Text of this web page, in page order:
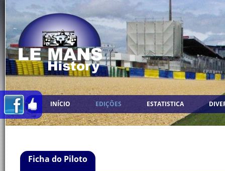
INÍCIO EDIÇÕES ESTATISTICA
Ficha do Piloto